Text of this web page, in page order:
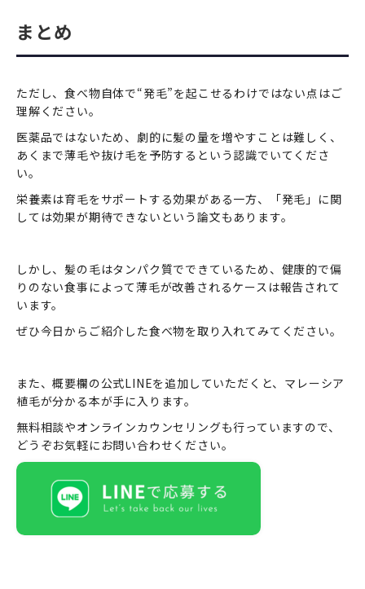
まとめ
ただし、食べ物自体で“発毛”を起こせるわけではない点はご
理解ください。
医薬品ではないため、劇的に髪の量を増やすことは難しく、
あくまで薄毛や抜け毛を予防するという認識でいてくださ
い。
栄養素は育毛をサポートする効果がある一方、「発毛」に関
しては効果が期待できないという論文もあります。
しかし、髪の毛はタンパク質でできているため、健康的で偏
りのない食事によって薄毛が改善されるケースは報告されて
います。
ぜひ今日からご紹介した食べ物を取り入れてみてください。
また、概要欄の公式LINEを追加していただくと、マレーシア
植毛が分かる本が手に入ります。
無料相談やオンラインカウンセリングも行っていますので、
どうぞお気軽にお問い合わせください。